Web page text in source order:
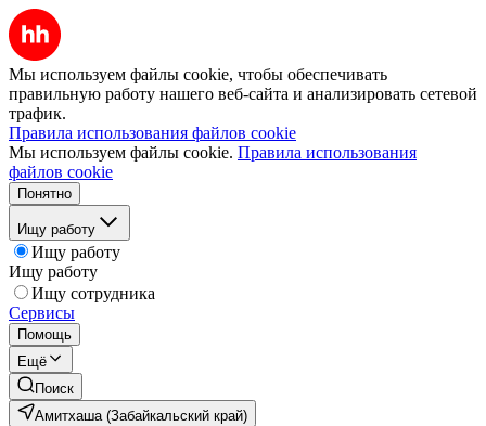
Мы используем файлы cookie, чтобы обеспечивать
правильную работу нашего веб-сайта и анализировать сетевой
трафик.
Правила использования файлов cookie
Мы используем файлы cookie. Правила использования
файлов cookie
Понятно
Ищу работу
Ищу работу
Ищу работу
Ищу сотрудника
Сервисы
Помощь
Ещё
Поиск
Амитхаша (Забайкальский край)